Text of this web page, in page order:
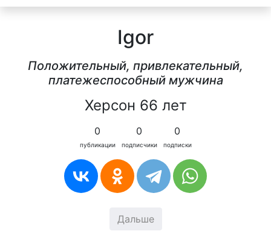
Igor
Положительный, привлекательный,
платежеспособный мужчина
Херсон 66 лет
0
публикации
0
подписчики
0
подписки
Дальше